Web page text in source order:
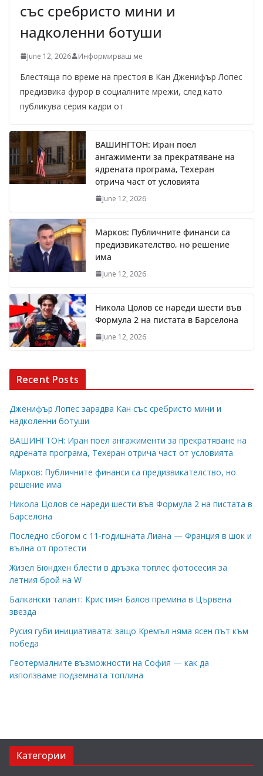
със сребристо мини и
надколенни ботуши
June 12, 2026 Информирваш ме
Блестяща по време на престоя в Кан Дженифър Лопес
предизвика фурор в социалните мрежи, след като
публикува серия кадри от
ВАШИНГТОН: Иран поел
ангажименти за прекратяване на
ядрената програма, Техеран
отрича част от условията
June 12, 2026
Марков: Публичните финанси са
предизвикателство, но решение
има
June 12, 2026
Никола Цолов се нареди шести във
Формула 2 на пистата в Барселона
June 12, 2026
Recent Posts
Дженифър Лопес зарадва Кан със сребристо мини и
надколенни ботуши
ВАШИНГТОН: Иран поел ангажименти за прекратяване на
ядрената програма, Техеран отрича част от условията
Марков: Публичните финанси са предизвикателство, но
решение има
Никола Цолов се нареди шести във Формула 2 на пистата в
Барселона
Последно сбогом с 11-годишната Лиана — Франция в шок и
вълна от протести
Жизел Бюндхен блести в дръзка топлес фотосесия за
летния брой на W
Балкански талант: Кристиян Балов премина в Цървена
звезда
Русия губи инициативата: защо Кремъл няма ясен път към
победа
Геотермалните възможности на София — как да
използваме подземната топлина
Категории